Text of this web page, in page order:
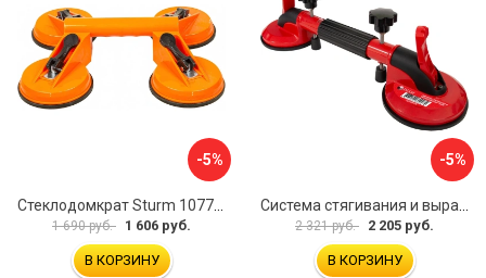
-5%
1 690 руб. 1 606 руб.
В КОРЗИНУ
-5%
2 321 руб. 2 205 руб.
В КОРЗИНУ